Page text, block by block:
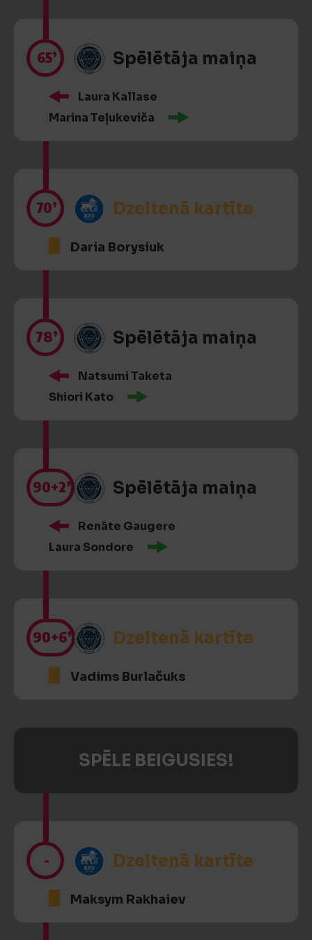
65’ Spēlētāja maiņa
Laura Kallase
Marina Teļukeviča
70’ Dzeltenā kartīte
Daria Borysiuk
78’ Spēlētāja maiņa
Natsumi Taketa
Shiori Kato
90+2’ Spēlētāja maiņa
Renāte Gaugere
Laura Sondore
90+6’ Dzeltenā kartīte
Vadims Burlačuks
SPĒLE BEIGUSIES!
- Dzeltenā kartīte
Maksym Rakhaiev